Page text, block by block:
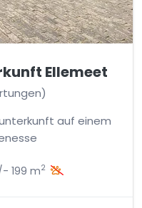
Ellemeet
)
auf einem
199 m2